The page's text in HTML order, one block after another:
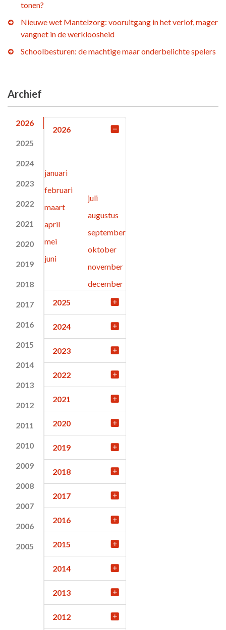
tonen?
Nieuwe wet Mantelzorg: vooruitgang in het verlof, mager
vangnet in de werkloosheid
Schoolbesturen: de machtige maar onderbelichte spelers
Archief
2026
2025
2024
2023
2022
2021
2020
2019
2018
2017
2016
2015
2014
2013
2012
2011
2010
2009
2008
2007
2006
2005
2026
januari
februari
maart
april
mei
juni
juli
augustus
september
oktober
november
december
2025
2024
2023
2022
2021
2020
2019
2018
2017
2016
2015
2014
2013
2012